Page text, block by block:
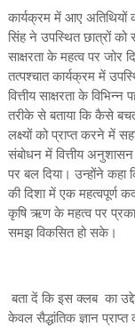
कार्यक्रम में आए
सिंह ने उपस्थित छात्रों को
साक्षरता के महत्व पर जोर
तत्पश्चात कार्यक्रम में
वित्तीय साक्षरता के
तरीके से बताया कि कैसे
लक्ष्यों को प्राप्त करने
संबोधन में वित्तीय
पर बल दिया। उन्होंने कहा
की दिशा में एक महत्वपूर्ण
कृषि ऋण के महत्व पर
समझ विकसित हो सके।
बता दें कि इस क्लब का
केवल सैद्धांतिक ज्ञान